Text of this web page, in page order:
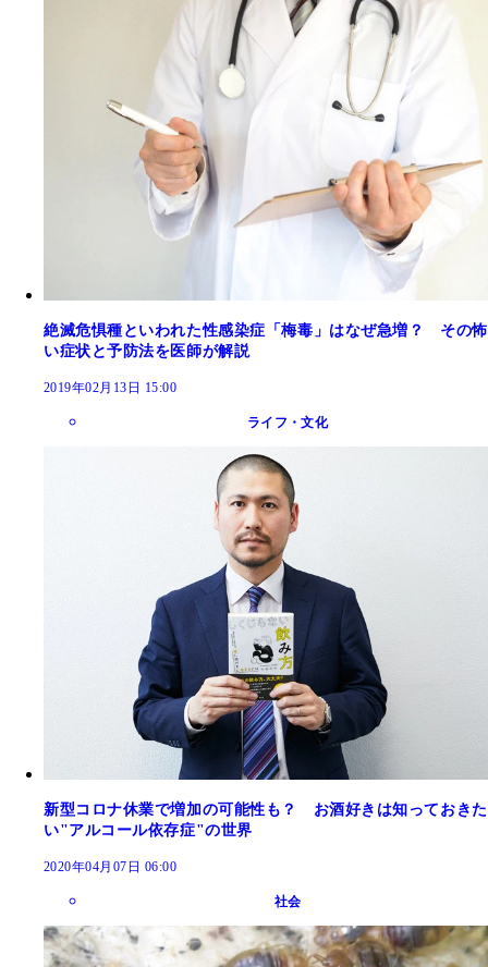
絶滅危惧種といわれた性感染症「梅毒」はなぜ急増？ その怖
い症状と予防法を医師が解説
2019年02月13日 15:00
ライフ・文化
新型コロナ休業で増加の可能性も？ お酒好きは知っておきた
い"アルコール依存症"の世界
2020年04月07日 06:00
社会